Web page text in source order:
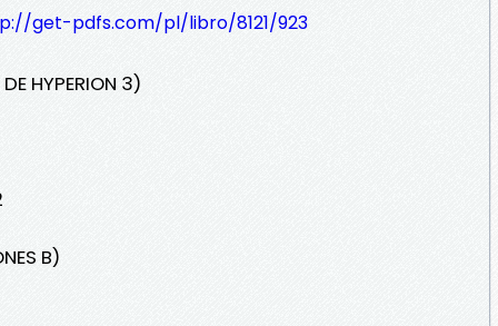
get-pdfs.com/pl/libro/8121/923
HYPERION 3)
B)